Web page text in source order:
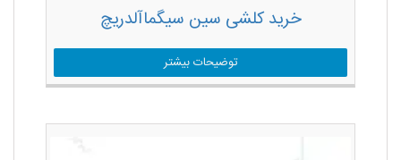
خرید کلشی سین سیگماآلدریچ
توضیحات بیشتر